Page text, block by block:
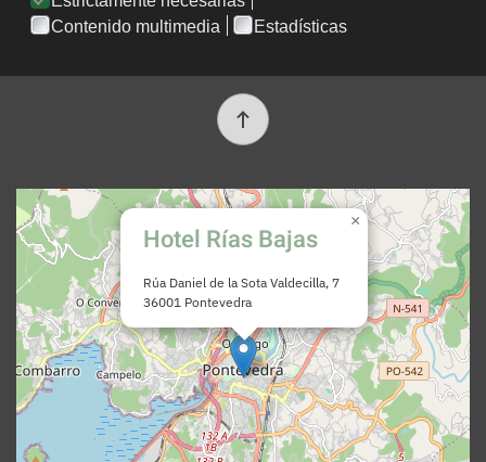
Contacto
Hotel Rías Bajas
Rúa Daniel de la Sota Valdecilla, 7
36001 Pontevedra
×